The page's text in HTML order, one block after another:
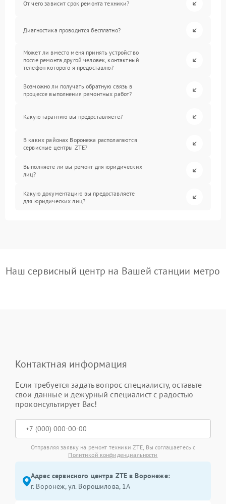
От чего зависит срок ремонта техники?
Диагностика проводится бесплатно?
Может ли вместо меня принять устройство
после ремонта другой человек, контактный
телефон которого я предоставлю?
Возможно ли получать обратную связь в
процессе выполнения ремонтных работ?
Какую гарантию вы предоставляете?
В каких районах Воронежа располагаются
сервисные центры ZTE?
Выполняете ли вы ремонт для юридических
лиц?
Какую документацию вы предоставляете
для юридических лиц?
Наш сервисный центр на Вашей станции метро
Контактная информация
Если требуется задать вопрос специалисту, оставьте
свои данные и дежурный специалист с радостью
проконсультирует Вас!
Отправляя заявку на ремонт техники ZTE, Вы соглашаетесь с
Политикой конфиденциальности
Адрес сервисного центра ZTE в Воронеже:
г. Воронеж, ул. Ворошилова, 1А